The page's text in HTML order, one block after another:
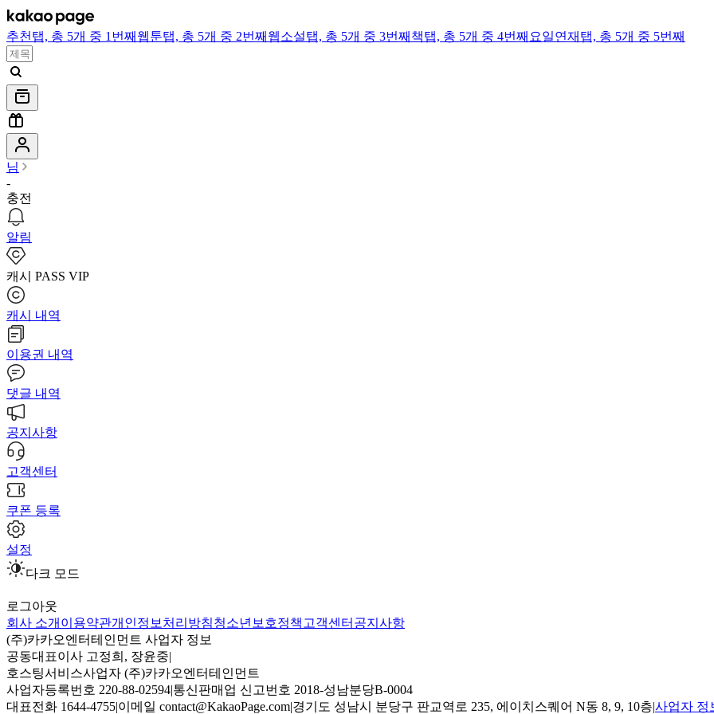
추천 탭, 총 5개 중 1번째 웹툰탭, 총 5개 중 2번째 웹소설탭, 총 5개 중 3번째 책탭, 총 5개 중 4번째 요일연재 탭, 총 5개 중 5번째
님
-
충전
알림
캐시 PASS VIP
캐시 내역
이용권 내역
댓글 내역
공지사항
고객센터
쿠폰 등록
설정
다크 모드
로그아웃
회사 소개 이용약관개인정보처리방침청소년보호정책 고객센터 공지사항
(주)카카오엔터테인먼트 사업자 정보
공동대표이사 고정희, 장윤중|
호스팅서비스사업자 (주)카카오엔터테인먼트
사업자등록번호 220-88-02594|통신판매업 신고번호 2018-성남분당B-0004
대표전화 1644-4755|이메일 contact@KakaoPage.com|경기도 성남시 분당구 판교역로 235, 에이치스퀘어 N동 8, 9, 10층|사업자 정